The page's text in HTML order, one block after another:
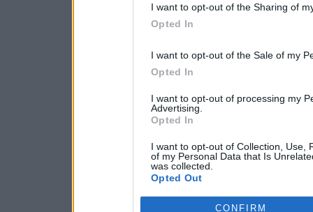
I want to opt-out of the Sharing of
Opted In
I want to opt-out of the Sale of my
Opted In
I want to opt-out of processing my
Advertising.
Opted In
I want to opt-out of Collection, Use,
of my Personal Data that Is
was collected.
Opted Out
CONFIRM